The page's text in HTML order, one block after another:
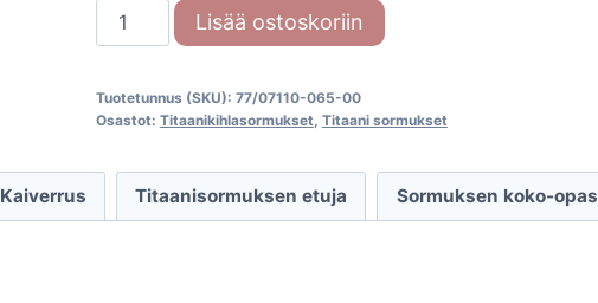
Titaanisormus
Titan
77/07110-
00
määrä
Lisää ostoskoriin
Tuotetunnus (SKU): 77/07110-065-00
Osastot: Titaanikihlasormukset, Titaani sormukset
Kaiverrus Titaanisormuksen etuja Sormuksen koko-opas